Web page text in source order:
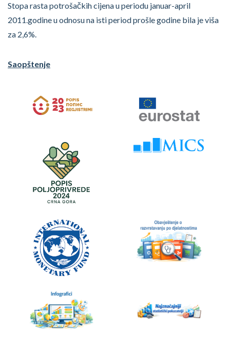
Stopa rasta potrošačkih cijena u periodu januar-april
2011.godine u odnosu na isti period prošle godine bila je viša
za 2,6%.
Saopštenje